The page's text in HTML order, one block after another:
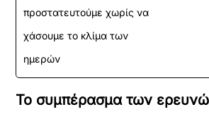
προστατευτούμε χωρίς να
χάσουμε το κλίμα των
ημερών
Το συμπέρασμα των